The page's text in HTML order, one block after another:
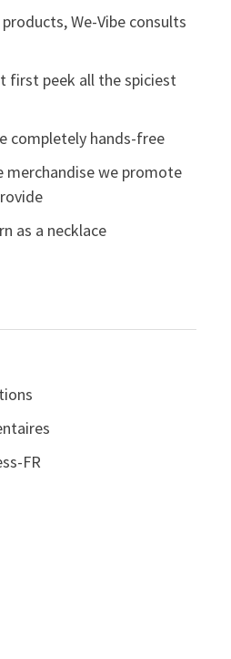
We-Vibe consults
first peek all the spiciest
completely hands-free
merchandise we promote
as a necklace
FR